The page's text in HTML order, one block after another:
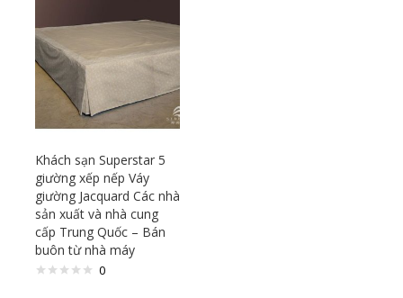
Khách sạn Superstar 5
giường xếp nếp Váy
giường Jacquard Các nhà
sản xuất và nhà cung
cấp Trung Quốc – Bán
buôn từ nhà máy
0